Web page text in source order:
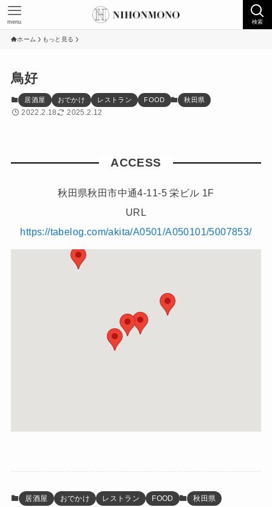
検索
menu
ホーム もっと見る
鳥好
居酒屋 おでかけ レストラン FOOD 秋田県
2022.2.18 2025.2.12
ACCESS
秋田県秋田市中通4-11-5 栄ビル 1F
URL
https://tabelog.com/akita/A0501/A050101/5007853/
居酒屋 おでかけ レストラン FOOD 秋田県